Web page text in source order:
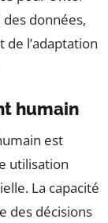
données,
l’adaptation
humain
est
utilisation
La capacité
des décisions